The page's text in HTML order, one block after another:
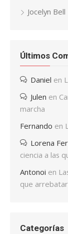
Jocelyn
Últimos
Daniel en
Julen en
marcha
Fernando en
Lorena
ciencia a las
Antonoi en
que
Categorías